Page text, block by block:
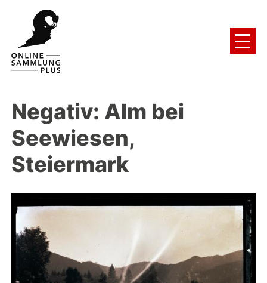
Negativ: Alm bei
Seewiesen,
Steiermark